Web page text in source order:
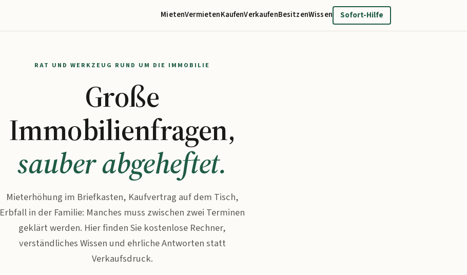
MietenVermietenKaufenVerkaufenBesitzenWissen Sofort-Hilfe
RAT UND WERKZEUG RUND UM DIE IMMOBILIE
Große
Immobilienfragen,
sauber abgeheftet.
Mieterhöhung im Briefkasten, Kaufvertrag auf dem Tisch,
Erbfall in der Familie: Manches muss zwischen zwei Terminen
geklärt werden. Hier finden Sie kostenlose Rechner,
verständliches Wissen und ehrliche Antworten statt
Verkaufsdruck.